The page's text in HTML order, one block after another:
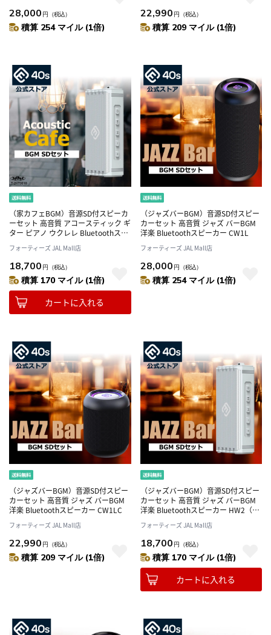
28,000 円 （税込）
積算 254 マイル (1倍)
22,990 円 （税込）
積算 209 マイル (1倍)
（家カフェBGM）音源SD付スピーカ
ーセット 高音質 アコースティック ギ
ター ピアノ ウクレレ Bluetoothスピ
フォーティーズ JAL Mall店
18,700 円 （税込）
積算 170 マイル (1倍)
カートに入れる
（ジャズバーBGM）音源SD付スピー
カーセット 高音質 ジャズ バーBGM
洋楽 Bluetoothスピーカー CW1L
フォーティーズ JAL Mall店
28,000 円 （税込）
積算 254 マイル (1倍)
（ジャズバーBGM）音源SD付スピー
カーセット 高音質 ジャズ バーBGM
洋楽 Bluetoothスピーカー CW1LC
フォーティーズ JAL Mall店
22,990 円 （税込）
積算 209 マイル (1倍)
（ジャズバーBGM）音源SD付スピー
カーセット 高音質 ジャズ バーBGM
洋楽 Bluetoothスピーカー HW2（シ
フォーティーズ JAL Mall店
18,700 円 （税込）
積算 170 マイル (1倍)
カートに入れる